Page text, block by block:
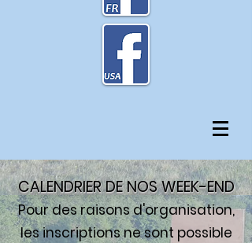
CALENDRIER DE NOS WEEK-END
Pour des raisons d'organisation,
les inscriptions ne sont possible